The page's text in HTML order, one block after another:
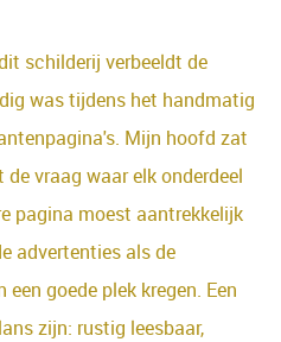
schilderij verbeeldt de
was tijdens het handmatig
Mijn hoofd zat
vraag waar elk onderdeel
pagina moest aantrekkelijk
advertenties als de
goede plek kregen. Een
zijn: rustig leesbaar,